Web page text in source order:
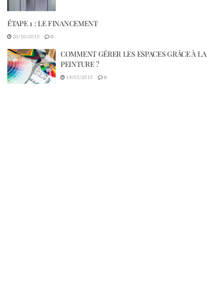
ÉTAPE 1 : LE FINANCEMENT
20/10/2015 0
COMMENT GÉRER LES ESPACES GRÂCE À LA
PEINTURE ?
19/05/2015 0